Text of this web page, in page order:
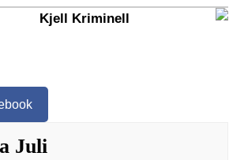
Kjell Kriminell
Juli